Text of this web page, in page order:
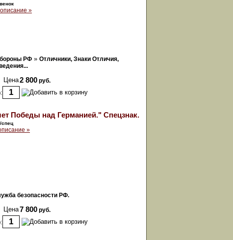
»
РФ » Отличники, Знаки Отличия,
Цена2 800 руб.
Победы над Германией." Спецзнак.
спец
»
безопасности РФ.
Цена7 800 руб.